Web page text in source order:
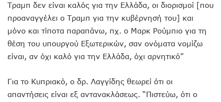
Τραμπ δεν είναι καλός για την Ελλάδα, οι διορισμοί [που
προαναγγέλει ο Τραμπ για την κυβέρνησή του] και
μόνο και τίποτα παραπάνω, πχ. ο Μαρκ Ρούμπιο για τη
θέση του υπουργού Εξωτερικών, σαν ονόματα νομίζω
είναι, αν όχι καλό για την Ελλάδα, όχι αρνητικό”
Για το Κυπριακό, ο δρ. Λαγγίδης θεωρεί ότι οι
απαντήσεις είναι εξ αντανακλάσεως. “Πιστεύω, ότι ο